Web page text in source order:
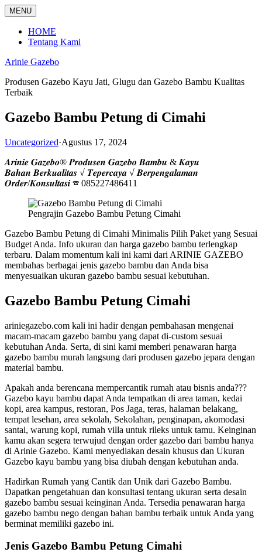
Langsung
ke
konten
MENU
HOME
Tentang Kami
Arinie Gazebo
Produsen Gazebo Kayu Jati, Glugu dan Gazebo Bambu Kualitas
Terbaik
Gazebo Bambu Petung di Cimahi
Uncategorized·Agustus 17, 2024
𝑨𝒓𝒊𝒏𝒊𝒆 𝑮𝒂𝒛𝒆𝒃𝒐® 𝑷𝒓𝒐𝒅𝒖𝒔𝒆𝒏 𝑮𝒂𝒛𝒆𝒃𝒐 𝑩𝒂𝒎𝒃𝒖 & 𝑲𝒂𝒚𝒖
𝑩𝒂𝒉𝒂𝒏 𝑩𝒆𝒓𝒌𝒖𝒂𝒍𝒊𝒕𝒂𝒔 √ 𝑻𝒆𝒑𝒆𝒓𝒄𝒂𝒚𝒂 √ 𝑩𝒆𝒓𝒑𝒆𝒏𝒈𝒂𝒍𝒂𝒎𝒂𝒏
𝑶𝒓𝒅𝒆𝒓/𝑲𝒐𝒏𝒔𝒖𝒍𝒕𝒂𝒔𝒊 ☎ 085227486411
Pengrajin Gazebo Bambu Petung Cimahi
Gazebo Bambu Petung di Cimahi Minimalis Pilih Paket yang Sesuai
Budget Anda. Info ukuran dan harga gazebo bambu terlengkap
terbaru. Dalam momentum kali ini kami dari ARINIE GAZEBO
membahas berbagai jenis gazebo bambu dan Anda bisa
menyesuaikan ukuran gazebo bambu sesuai kebutuhan.
Gazebo Bambu Petung Cimahi
ariniegazebo.com kali ini hadir dengan pembahasan mengenai
macam-macam gazebo bambu yang dapat di-custom sesuai
kebutuhan Anda. Serta, di sini kami memberi penawaran harga
gazebo bambu murah langsung dari produsen gazebo jepara dengan
material bambu.
Apakah anda berencana mempercantik rumah atau bisnis anda???
Gazebo kayu bambu dapat Anda tempatkan di area taman, kedai
kopi, area kampus, restoran, Pos Jaga, teras, halaman belakang,
tempat lesehan, area sekolah, Sekolahan, penginapan, akomodasi
santai, warung kopi, rumah villa untuk rileks untuk tamu. Keinginan
kamu akan segera terwujud dengan order gazebo dari bambu hanya
di Arinie Gazebo. Kami menyediakan desain khusus dan Ukuran
Gazebo kayu bambu yang bisa diubah dengan kebutuhan anda.
Hadirkan Rumah yang Cantik dan Unik dari Gazebo Bambu.
Dapatkan pengetahuan dan konsultasi tentang ukuran serta desain
gazebo bambu sesuai keinginan Anda. Tersedia penawaran harga
gazebo bambu nego dengan bahan bambu terbaik untuk Anda yang
berminat memiliki gazebo ini.
Jenis Gazebo Bambu Petung Cimahi